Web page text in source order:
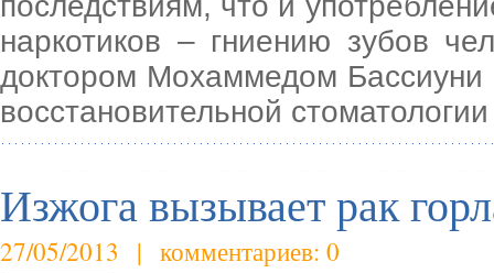
наркотиков – гниению зубов
доктором Мохаммедом
восстановительной стоматологии
Изжога вызывает рак
27/05/2013 | комментариев: 0